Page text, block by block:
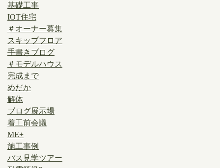
基礎工事
IOT住宅
＃オーナー募集
スキップフロア
手書きブログ
＃モデルハウス
完成まで
めだか
解体
ブログ展示場
着工前会議
ME+
施工事例
バス見学ツアー